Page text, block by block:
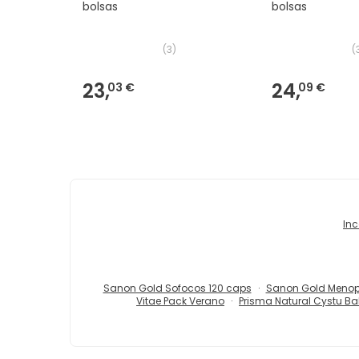
bolsas
(3)
23,03 €
bolsas
(
24,09 €
Sanon Gold Sofocos 120 caps
Sanon Gold
Vitae Pack Verano
Prisma Natural Cystu